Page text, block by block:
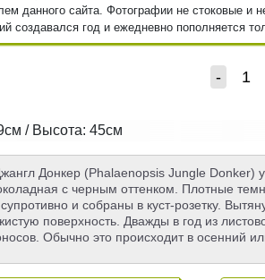
данного сайта. Фотографии не стоковые и
создавался год и ежедневно пополняется
-
/ Высота: 45см
Донкер (Phalaenopsis Jungle Donker)
с черным оттенком. Плотные
и собраны в куст-розетку.
поверхность. Дважды в год из
Обычно это происходит в осенний